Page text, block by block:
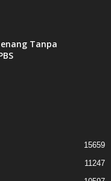
Tanpa
15659
11247